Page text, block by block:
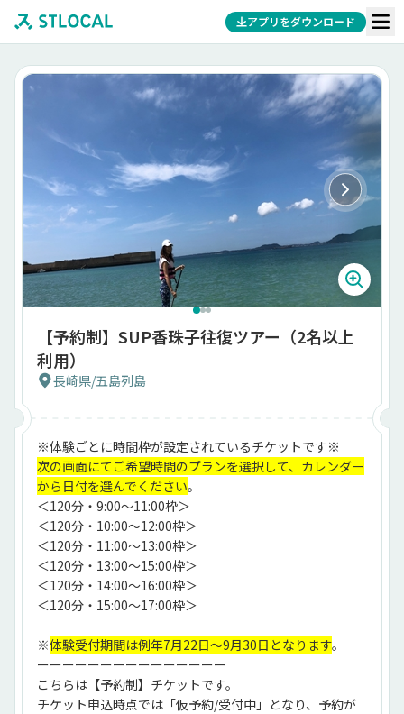
アプリをダウンロード
【予約制】SUP香珠子往復ツアー（2名以上
利用）
長崎県/五島列島
※体験ごとに時間枠が設定されているチケットです※
次の画面にてご希望時間のプランを選択して、カレンダー
から日付を選んでください。
＜120分・9:00～11:00枠＞
＜120分・10:00～12:00枠＞
＜120分・11:00～13:00枠＞
＜120分・13:00～15:00枠＞
＜120分・14:00～16:00枠＞
＜120分・15:00～17:00枠＞
※体験受付期間は例年7月22日～9月30日となります。
ーーーーーーーーーーーーーーー
こちらは【予約制】チケットです。
チケット申込時点では「仮予約/受付中」となり、予約が